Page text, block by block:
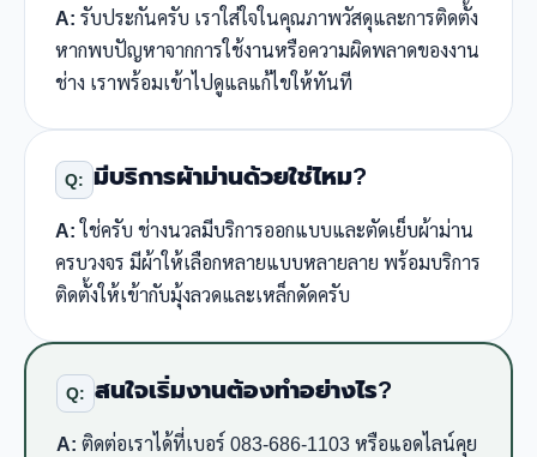
A: รับประกันครับ เราใส่ใจในคุณภาพวัสดุและการติดตั้ง
หากพบปัญหาจากการใช้งานหรือความผิดพลาดของงาน
ช่าง เราพร้อมเข้าไปดูแลแก้ไขให้ทันที
Q: มีบริการผ้าม่านด้วยใช่ไหม?
A:ใช่ครับ ช่างนวลมีบริการออกแบบและตัดเย็บผ้าม่าน
ครบวงจร มีผ้าให้เลือกหลายแบบหลายลาย พร้อมบริการ
ติดตั้งให้เข้ากับมุ้งลวดและเหล็กดัดครับ
Q: สนใจเริ่มงานต้องทำอย่างไร?
A: ติดต่อเราได้ที่เบอร์ 083-686-1103 หรือแอดไลน์คุย